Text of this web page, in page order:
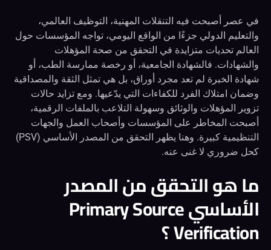
في عصر أصبحت فيه التنقلات المهنية، التوظيف العالمي،
والتعليم الدولي جزءًا من الواقع اليومي، تواجه المؤسسات حول
العالم تحديات متزايدة في التحقق من صحة المؤهلات
والشهادات. فالشهادة الجامعية، أو رخصة ممارسة الطب، أو
شهادة الخبرة لم تعد مجرد أوراق، بل هي تمثل الثقة والمصداقية
وضمان امتلاك الفرد للكفاءات التي يدّعيها. ومع تزايد حالات
تزوير المؤهلات والوثائق وسهولة التلاعب بالملفات الرقمية،
أصبحت المخاطر على المؤسسات وأصحاب العمل والجهات
التنظيمية كبيرة. وهنا يظهر التحقق من المصدر الأساسي (PSV)
كحل ضروري لا غنى عنه.
ما هو التحقق من المصدر
الأساسي Primary Source
Verification ؟